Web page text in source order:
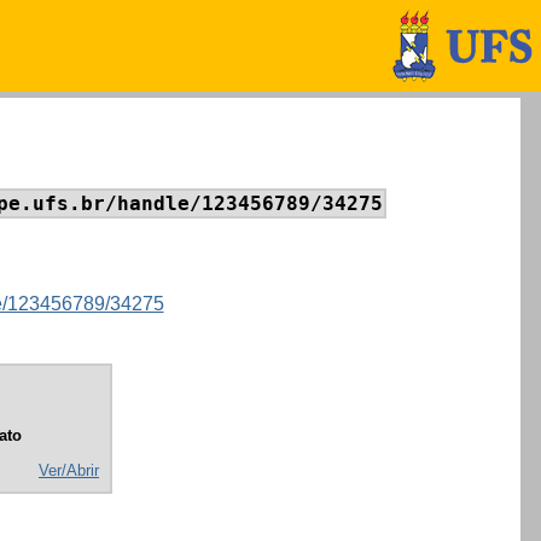
handle/123456789/34275
123456789/34275
Ver/Abrir